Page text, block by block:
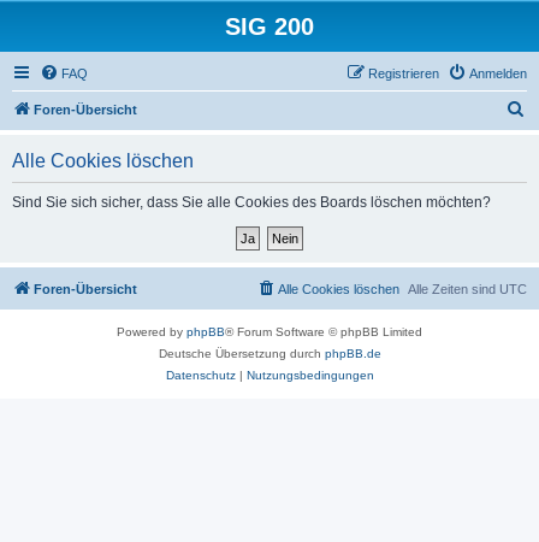
SIG 200
FAQ Anmelden
Registrieren
Foren-Übersicht
Alle Cookies löschen
Sind Sie sich sicher, dass Sie alle Cookies des Boards löschen möchten?
Foren-Übersicht Alle Zeiten sind UTC
Alle Cookies löschen
Powered by phpBB® Forum Software © phpBB Limited
Deutsche Übersetzung durch phpBB.de
Datenschutz| Nutzungsbedingungen